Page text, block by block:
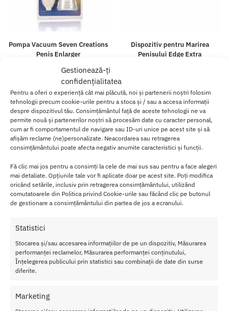
Gestionează-ți
confidențialitatea
Pentru a oferi o experiență cât mai plăcută, noi și partenerii noștri folosim
tehnologii precum cookie-urile pentru a stoca și / sau a accesa informații
despre dispozitivul tău. Consimțământul față de aceste tehnologii ne va
permite nouă și partenerilor noștri să procesăm date cu caracter personal,
cum ar fi comportamentul de navigare sau ID-uri unice pe acest site și să
afișăm reclame (ne)personalizate. Neacordarea sau retragerea
consimțământului poate afecta negativ anumite caracteristici și funcții.
Fă clic mai jos pentru a consimți la cele de mai sus sau pentru a face alegeri
mai detaliate. Opțiunile tale vor fi aplicate doar pe acest site. Poți modifica
oricând setările, inclusiv prin retragerea consimțământului, utilizând
comutatoarele din Politica privind Cookie-urile sau făcând clic pe butonul
de gestionare a consimțământului din partea de jos a ecranului.
Statistici
Stocarea și/sau accesarea informațiilor de pe un dispozitiv, Măsurarea
performanței reclamelor, Măsurarea performanței conținutului,
Înțelegerea publicului prin statistici sau combinații de date din surse
diferite.
Marketing
Pompa Vacuum Seven Creations
Penis Enlarger
Adaugă în coș
Dispozitiv pentru Marirea
Penisului Edge Extra
Pompa Vacuum Pipedream
Extreme Elite
300.00lei
Hidropompa Bathmate
HydroXtreme 11
1,095.00lei